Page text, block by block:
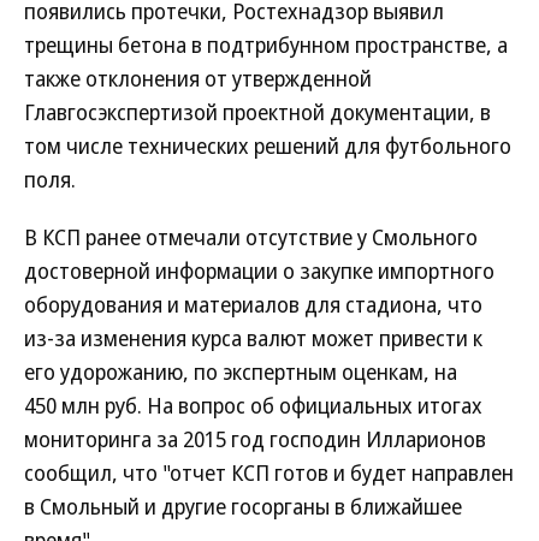
появились протечки, Ростехнадзор выявил
трещины бетона в подтрибунном пространстве, а
также отклонения от утвержденной
Главгосэкспертизой проектной документации, в
том числе технических решений для футбольного
поля.
В КСП ранее отмечали отсутствие у Смольного
достоверной информации о закупке импортного
оборудования и материалов для стадиона, что
из-за изменения курса валют может привести к
его удорожанию, по экспертным оценкам, на
450 млн руб. На вопрос об официальных итогах
мониторинга за 2015 год господин Илларионов
сообщил, что "отчет КСП готов и будет направлен
в Смольный и другие госорганы в ближайшее